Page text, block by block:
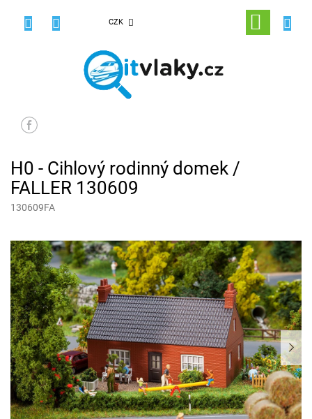
CZK
NÁKUPNÍ
KOŠÍK
H0 - Cihlový rodinný domek /
FALLER 130609
130609FA